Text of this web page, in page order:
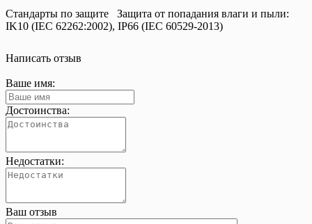
Стандарты по защите
Защита от попадания влаги и пыли:
IK10 (IEC 62262:2002), IP66 (IEC 60529-2013)
Написать отзыв
Ваше имя:
Достоинства:
Недостатки:
Ваш отзыв